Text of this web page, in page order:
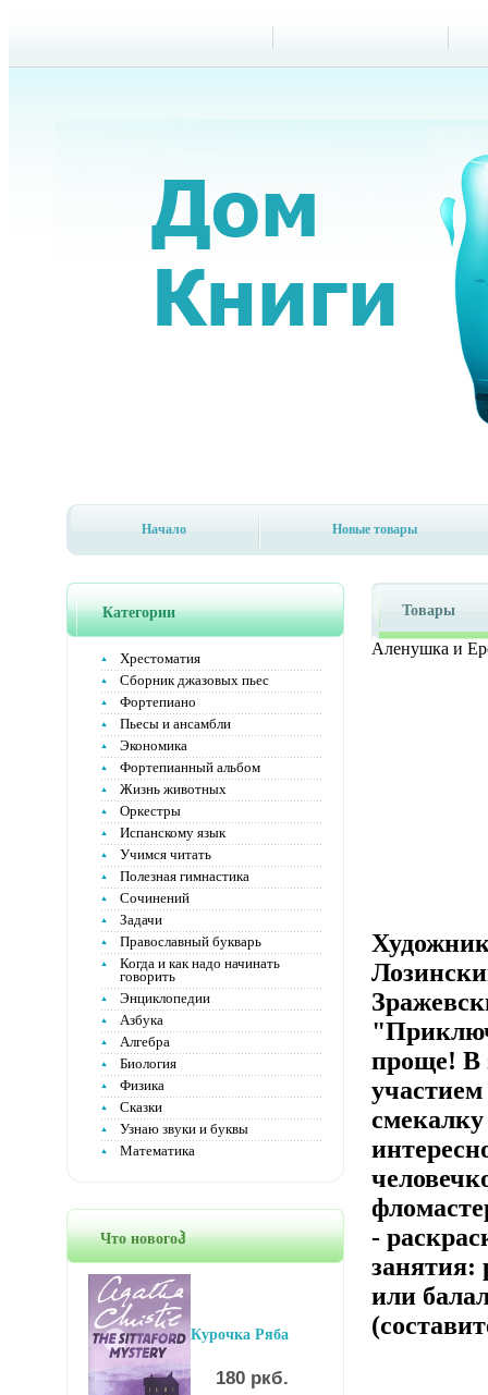
Начало Новые товары
Категории
Хрестоматия
Сборник джазовых пьес
Фортепиано
Пьесы и ансамбли
Экономика
Фортепианный альбом
Жизнь животных
Оркестры
Испанскому язык
Учимся читать
Полезная гимнастика
Сочинений
Задачи
Православный букварь
Когда и как надо начинать
говорить
Энциклопедии
Азбука
Алгебра
Биология
Физика
Сказки
Узнаю звуки и буквы
Математика
Что новогоჰ
Курочка Ряба
180 ркб.
Товары
Аленушка и
проще! В
-
занятия:
или